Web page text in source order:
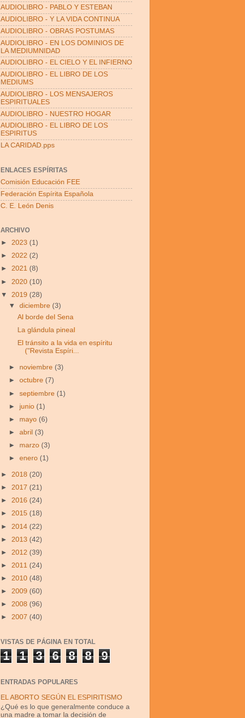
AUDIOLIBRO - PABLO Y ESTEBAN
AUDIOLIBRO - Y LA VIDA CONTINUA
AUDIOLIBRO - OBRAS POSTUMAS
AUDIOLIBRO - EN LOS DOMINIOS DE
LA MEDIUMNIDAD
AUDIOLIBRO - EL CIELO Y EL INFIERNO
AUDIOLIBRO - EL LIBRO DE LOS
MEDIUMS
AUDIOLIBRO - LOS MENSAJEROS
ESPIRITUALES
AUDIOLIBRO - NUESTRO HOGAR
AUDIOLIBRO - EL LIBRO DE LOS
ESPIRITUS
LA CARIDAD.pps
ENLACES ESPÍRITAS
Comisión Educación FEE
Federación Espírita Española
C. E. León Denis
ARCHIVO
► 2023 (1)
► 2022 (2)
► 2021 (8)
► 2020 (10)
▼ 2019 (28)
▼diciembre (3)
Al borde del Sena
La glándula pineal
El tránsito a la vida en espíritu
("Revista Espíri...
► noviembre (3)
►octubre (7)
►septiembre (1)
► junio (1)
► mayo (6)
►abril (3)
► marzo (3)
►enero (1)
► 2018 (20)
► 2017 (21)
► 2016 (24)
► 2015 (18)
► 2014 (22)
► 2013 (42)
► 2012 (39)
► 2011 (24)
► 2010 (48)
► 2009 (60)
► 2008 (96)
► 2007 (40)
VISTAS DE PÁGINA EN TOTAL
1 1 3 6 8 8 9
ENTRADAS POPULARES
EL ABORTO SEGÚN EL ESPIRITISMO
¿Qué es lo que generalmente conduce a
una madre a tomar la decisión de